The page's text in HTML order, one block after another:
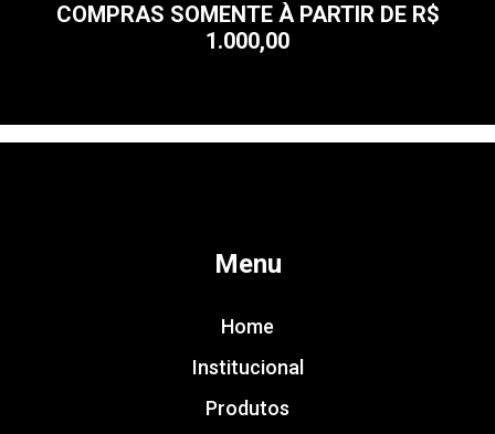
COMPRAS SOMENTE À PARTIR DE R$
1.000,00
Menu
Home
Institucional
Produtos